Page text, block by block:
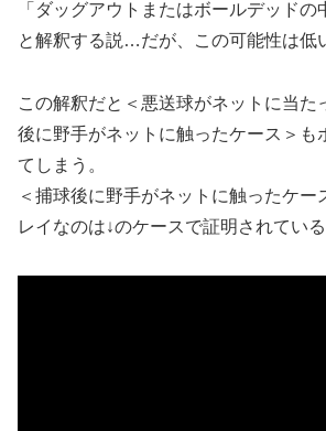
「ダッグアウトまたはボールデッドの
と解釈する説…だが、この可能性は低
この解釈だと＜悪送球がネットに当た
後に野手がネットに触ったケース＞も
てしまう。
＜捕球後に野手がネットに触ったケー
レイなのは↓のケースで証明されている